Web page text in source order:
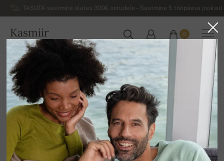
TASUTA saatmine alates 300€ ostudele – Saatmine 5 tööpäeva
Kasmiir
EESTI
0
Koju MEESTE SVIITRID